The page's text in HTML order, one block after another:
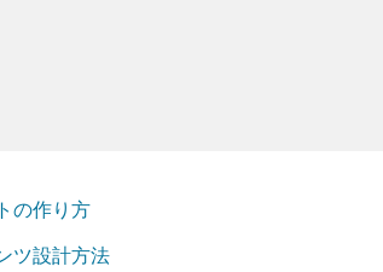
の作り方
ツ設計方法